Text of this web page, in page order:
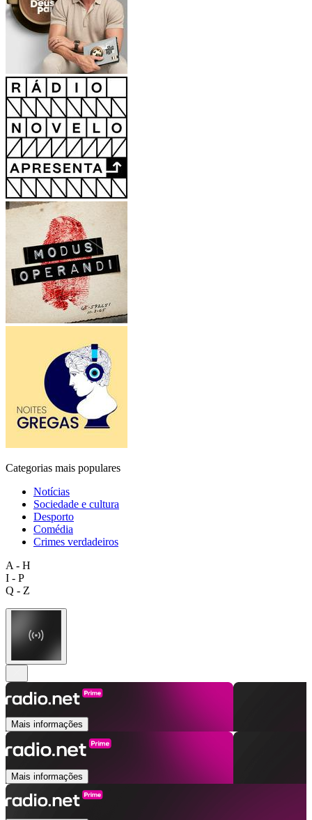
Categorias mais populares
Notícias
Sociedade e cultura
Desporto
Comédia
Crimes verdadeiros
A - H
I - P
Q - Z
Mais informações
Mais informações